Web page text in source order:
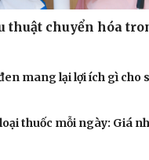
thuật chuyển hóa
mang lại lợi ích gì cho
thuốc mỗi ngày: Giá